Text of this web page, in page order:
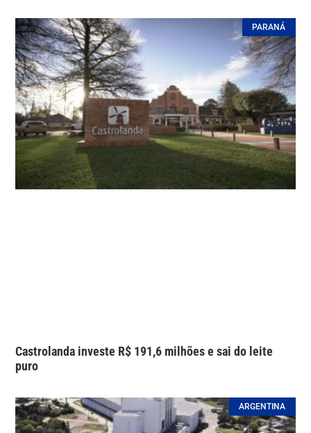
PARANÁ
Castrolanda investe R$ 191,6 milhões e sai do leite
puro
ARGENTINA